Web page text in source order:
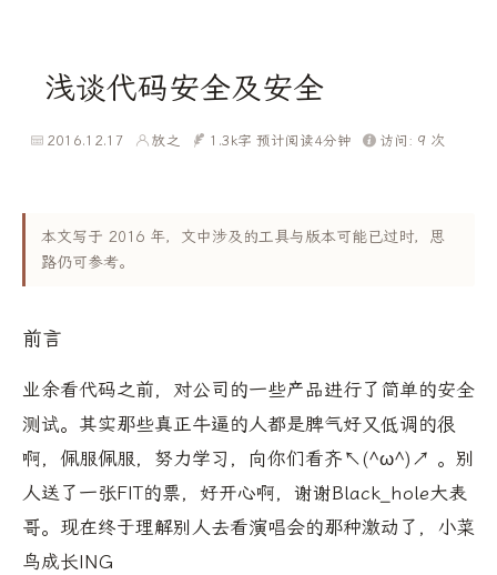
浅谈代码安全及安全
2016.12.17 放之 1.3k字 预计阅读4分钟 访问: 9 次
本文写于 2016 年，文中涉及的工具与版本可能已过时，思
路仍可参考。
前言
业余看代码之前，对公司的一些产品进行了简单的安全
测试。其实那些真正牛逼的人都是脾气好又低调的很
啊，佩服佩服，努力学习，向你们看齐↖(^ω^)↗ 。别
人送了一张FIT的票，好开心啊，谢谢Black_hole大表
哥。现在终于理解别人去看演唱会的那种激动了，小菜
鸟成长ING